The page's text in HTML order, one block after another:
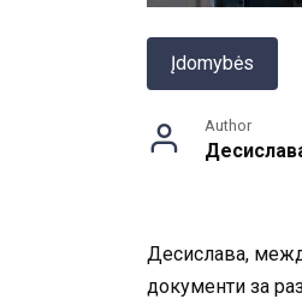
Įdomybės
Author
Десислава,
документи за